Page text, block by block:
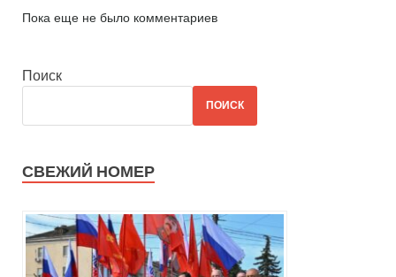
Пока еще не было комментариев
Поиск
ПОИСК
СВЕЖИЙ НОМЕР